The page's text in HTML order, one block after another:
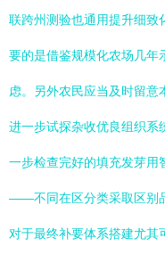
联跨州测验也通用提升细致
要的是借鉴规模化农场几年
虑。另外农民应当及时留意
进一步试探杂收优良组织系
一步检查完好的填充发芽用
——不同在区分类采取区别
对于最终补要体系搭建尤其